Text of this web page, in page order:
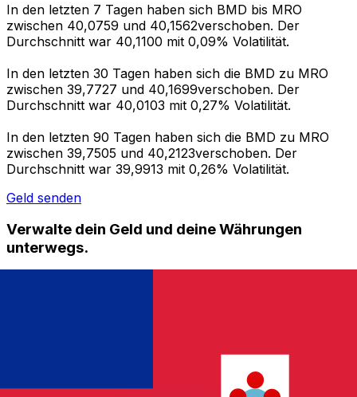
In den letzten 7 Tagen haben sich BMD bis MRO
zwischen 40,0759 und 40,1562verschoben. Der
Durchschnitt war 40,1100 mit 0,09% Volatilität.
In den letzten 30 Tagen haben sich die BMD zu MRO
zwischen 39,7727 und 40,1699verschoben. Der
Durchschnitt war 40,0103 mit 0,27% Volatilität.
In den letzten 90 Tagen haben sich die BMD zu MRO
zwischen 39,7505 und 40,2123verschoben. Der
Durchschnitt war 39,9913 mit 0,26% Volatilität.
Geld senden
Verwalte dein Geld und deine Währungen
unterwegs.